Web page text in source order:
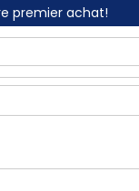
premier achat!